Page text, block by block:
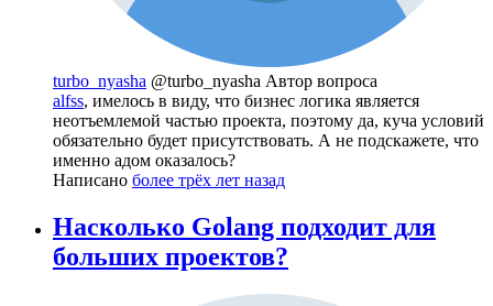
turbo_nyasha @turbo_nyasha Автор вопроса
alfss, имелось в виду, что бизнес логика является
неотъемлемой частью проекта, поэтому да, куча условий
обязательно будет присутствовать. А не подскажете, что
именно адом оказалось?
Написано более трёх лет назад
Насколько Golang подходит для
больших проектов?